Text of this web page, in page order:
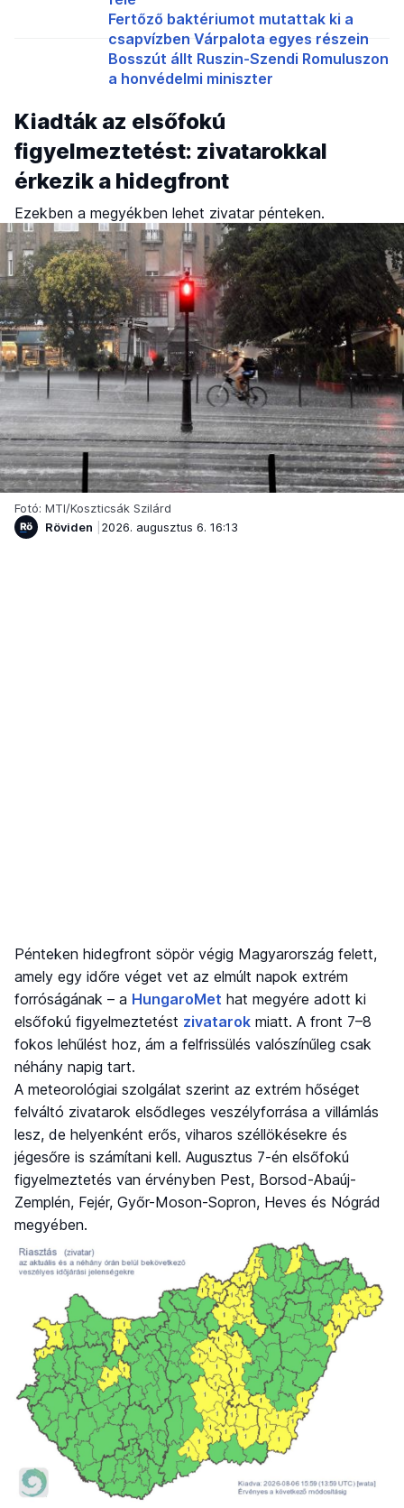
Fertőző baktériumot mutattak ki a
csapvízben Várpalota egyes részein
Bosszút állt Ruszin-Szendi Romuluszon
a honvédelmi miniszter
Kiadták az elsőfokú
figyelmeztetést: zivatarokkal
érkezik a hidegfront
Ezekben a megyékben lehet zivatar pénteken.
Fotó: MTI/Koszticsák Szilárd
Röviden
2026. augusztus 6. 16:13
Pénteken hidegfront söpör végig Magyarország felett,
amely egy időre véget vet az elmúlt napok extrém
forróságának – a HungaroMet hat megyére adott ki
elsőfokú figyelmeztetést zivatarok miatt. A front 7–8
fokos lehűlést hoz, ám a felfrissülés valószínűleg csak
néhány napig tart.
A meteorológiai szolgálat szerint az extrém hőséget
felváltó zivatarok elsődleges veszélyforrása a villámlás
lesz, de helyenként erős, viharos széllökésekre és
jégesőre is számítani kell. Augusztus 7-én elsőfokú
figyelmeztetés van érvényben Pest, Borsod-Abaúj-
Zemplén, Fejér, Győr-Moson-Sopron, Heves és Nógrád
megyében.